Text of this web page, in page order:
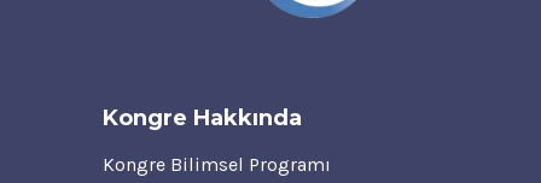
Kongre Hakkında
Kongre Bilimsel Programı